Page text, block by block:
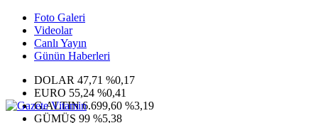
Foto Galeri
Videolar
Canlı Yayın
Günün Haberleri
DOLAR 47,71 %0,17
EURO 55,24 %0,41
G.ALTIN6.699,60 %3,19
GÜMÜŞ 99 %5,38